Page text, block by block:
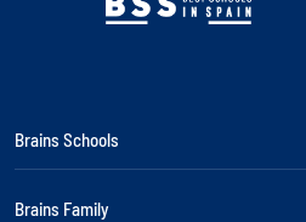
Brains Schools
Brains Family